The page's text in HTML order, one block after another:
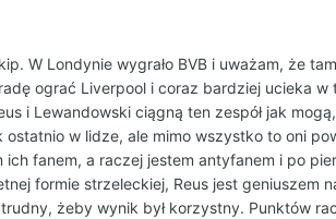
W Londynie wygrało BVB i uważam, że
ograć Liverpool i coraz bardziej ucieka
i Lewandowski ciągną ten zespół jak
w lidze, ale mimo wszystko to oni
fanem, a raczej jestem antyfanem i po
formie strzeleckiej, Reus jest geniuszem
żeby wynik był korzystny. Punktów